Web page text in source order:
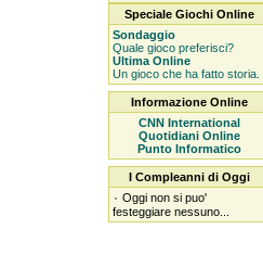
Speciale Giochi Online
Sondaggio
Quale gioco preferisci?
Ultima Online
Un gioco che ha fatto storia.
Informazione Online
CNN International
Quotidiani Online
Punto Informatico
I Compleanni di Oggi
۰ Oggi non si puo'
festeggiare nessuno...